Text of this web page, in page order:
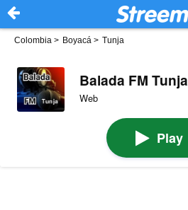
Colombia > Boyacá > Tunja
Balada FM Tunja
Web
Play